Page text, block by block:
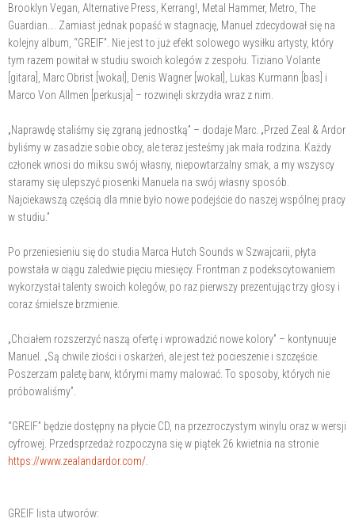
Brooklyn Vegan, Alternative Press, Kerrang!, Metal Hammer, Metro, The
Guardian…. Zamiast jednak popaść w stagnację, Manuel zdecydował się na
kolejny album, “GREIF”. Nie jest to już efekt solowego wysiłku artysty, który
tym razem powitał w studiu swoich kolegów z zespołu. Tiziano Volante
[gitara], Marc Obrist [wokal], Denis Wagner [wokal], Lukas Kurmann [bas] i
Marco Von Allmen [perkusja] – rozwinęli skrzydła wraz z nim.
„Naprawdę staliśmy się zgraną jednostką” – dodaje Marc. „Przed Zeal & Ardor
byliśmy w zasadzie sobie obcy, ale teraz jesteśmy jak mała rodzina. Każdy
członek wnosi do miksu swój własny, niepowtarzalny smak, a my wszyscy
staramy się ulepszyć piosenki Manuela na swój własny sposób.
Najciekawszą częścią dla mnie było nowe podejście do naszej wspólnej pracy
w studiu.”
Po przeniesieniu się do studia Marca Hutch Sounds w Szwajcarii, płyta
powstała w ciągu zaledwie pięciu miesięcy. Frontman z podekscytowaniem
wykorzystał talenty swoich kolegów, po raz pierwszy prezentując trzy głosy i
coraz śmielsze brzmienie.
„Chciałem rozszerzyć naszą ofertę i wprowadzić nowe kolory” – kontynuuje
Manuel. „Są chwile złości i oskarżeń, ale jest też pocieszenie i szczęście.
Poszerzam paletę barw, którymi mamy malować. To sposoby, których nie
próbowaliśmy”.
“GREIF” będzie dostępny na płycie CD, na przezroczystym winylu oraz w wersji
cyfrowej. Przedsprzedaż rozpoczyna się w piątek 26 kwietnia na stronie
https://www.zealandardor.com/.
GREIF lista utworów: